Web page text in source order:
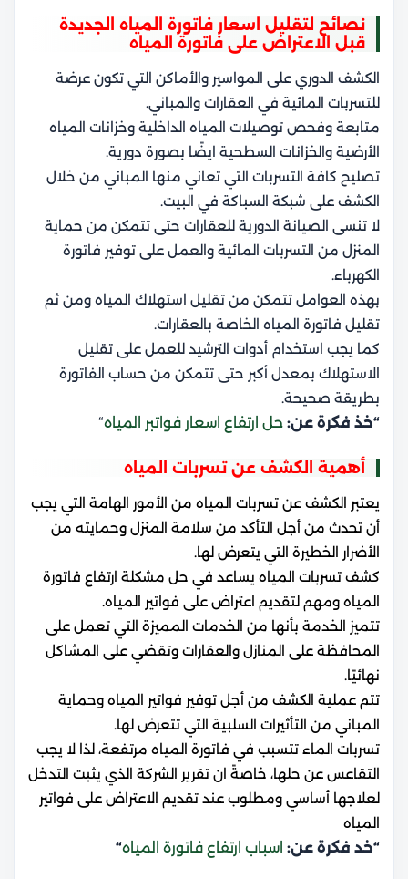
نصائح لتقليل اسعار فاتورة المياه الجديدة
قبل الاعتراض على فاتورة المياه
الكشف الدوري على المواسير والأماكن التي تكون عرضة
للتسربات المائية في العقارات والمباني.
متابعة وفحص توصيلات المياه الداخلية وخزانات المياه
الأرضية والخزانات السطحية ايضًا بصورة دورية.
تصليح كافة التسربات التي تعاني منها المباني من خلال
الكشف على شبكة السباكة في البيت.
لا تنسى الصيانة الدورية للعقارات حتى تتمكن من حماية
المنزل من التسربات المائية والعمل على توفير فاتورة
الكهرباء.
بهذه العوامل تتمكن من تقليل استهلاك المياه ومن ثم
تقليل فاتورة المياه الخاصة بالعقارات.
كما يجب استخدام أدوات الترشيد للعمل على تقليل
الاستهلاك بمعدل أكبر حتى تتمكن من حساب الفاتورة
بطريقة صحيحة.
“خذ فكرة عن: حل ارتفاع اسعار فواتبر المياه“
أهمية الكشف عن تسربات المياه
يعتبر الكشف عن تسربات المياه من الأمور الهامة التي يجب
أن تحدث من أجل التأكد من سلامة المنزل وحمايته من
الأضرار الخطيرة التي يتعرض لها.
كشف تسربات المياه يساعد في حل مشكلة ارتفاع فاتورة
المياه ومهم لتقديم اعتراض على فواتير المياه.
تتميز الخدمة بأنها من الخدمات المميزة التي تعمل على
المحافظة على المنازل والعقارات وتقضي على المشاكل
نهائيًا.
تتم عملية الكشف من أجل توفير فواتير المياه وحماية
المباني من التأثيرات السلبية التي تتعرض لها.
تسربات الماء تتسبب في فاتورة المياه مرتفعة، لذا لا يجب
التقاعس عن حلها، خاصةً ان تقرير الشركة الذي يثبت التدخل
لعلاجها أساسي ومطلوب عند تقديم الاعتراض على فواتير
المياه
“خد فكرة عن: اسباب ارتفاع فاتورة المياه“